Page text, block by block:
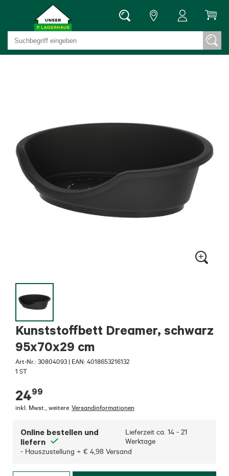
Kunststoffbett Dreamer, schwarz
95x70x29 cm
Art-Nr.: 30804093 | EAN: 4018653216132
1 ST
2499
inkl. Mwst. weitere Versandinformationen
Online bestellen und
liefern
Lieferzeit ca. 14 - 21
Werktage
- Hauszustellung + € 4,98 Versand